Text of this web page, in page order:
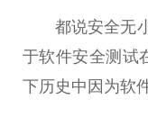
都说安全无
于软件安全测试
下历史中因为软